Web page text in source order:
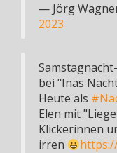
— Jörg
2023
bei "Inas
Heute als
Elen mit
Klickerinnen
irren